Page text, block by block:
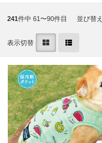
241件中 61〜90件目 並び替え
表示切替